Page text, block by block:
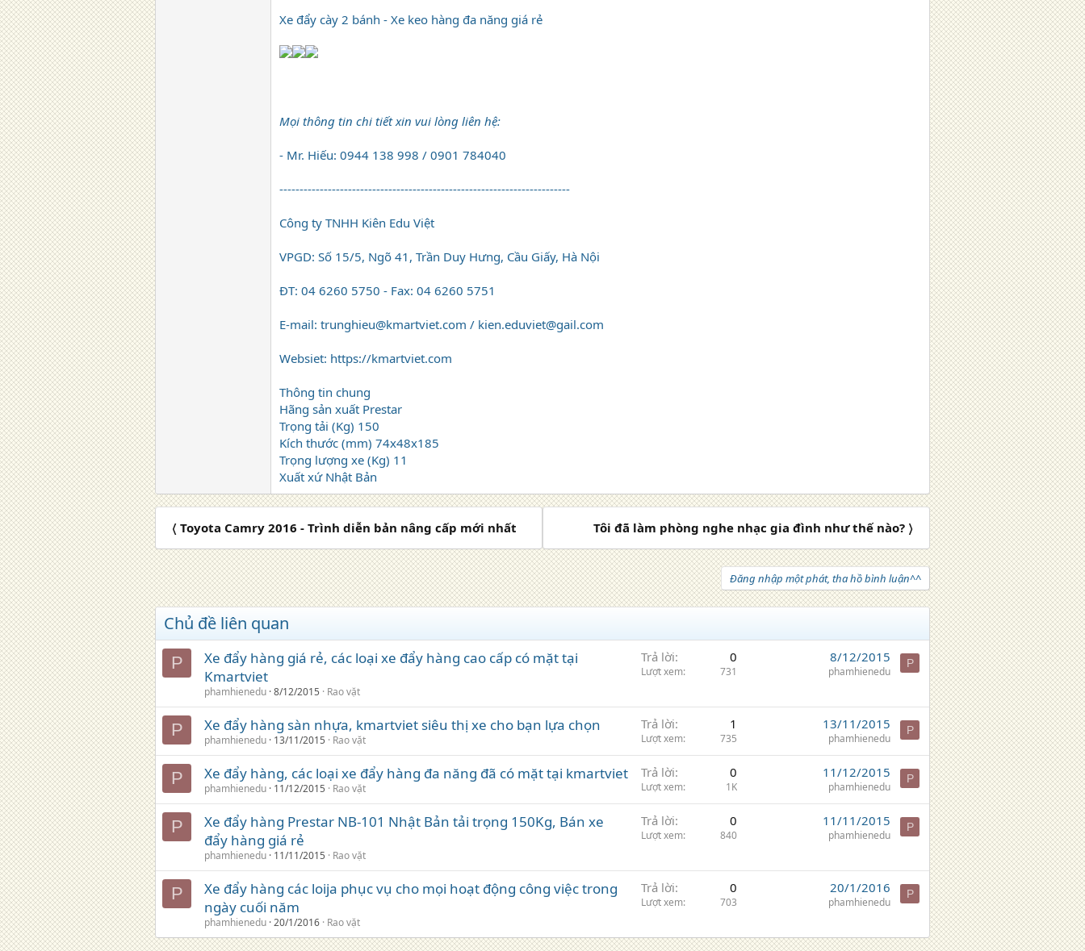
Xe đẩy cày 2 bánh - Xe keo hàng đa năng giá rẻ
Mọi thông tin chi tiết xin vui lòng liên hệ:
- Mr. Hiếu: 0944 138 998 / 0901 784040
------------------------------------------------------------------------
Công ty TNHH Kiên Edu Việt
VPGD: Số 15/5, Ngõ 41, Trần Duy Hưng, Cầu Giấy, Hà Nội
ĐT: 04 6260 5750 - Fax: 04 6260 5751
E-mail: trunghieu@kmartviet.com / kien.eduviet@gail.com
Websiet: https://kmartviet.com
Thông tin chung
Hãng sản xuất Prestar
Trọng tải (Kg) 150
Kích thước (mm) 74x48x185
Trọng lượng xe (Kg) 11
Xuất xứ Nhật Bản
〈 Toyota Camry 2016 - Trình diễn bản nâng cấp mới nhất Tôi đã làm phòng nghe nhạc gia đình như thế nào? 〉
Đăng nhập một phát, tha hồ bình luận^^
Chủ đề liên quan
P
Xe đẩy hàng giá rẻ, các loại xe đẩy hàng cao cấp có mặt tại
Kmartviet
phamhienedu 8/12/2015 Rao vặt
Trả lời 0
Lượt xem 731
8/12/2015
phamhienedu
P
P Xe đẩy hàng sàn nhựa, kmartviet siêu thị xe cho bạn lựa chọn
phamhienedu 13/11/2015 Rao vặt
Trả lời 1
Lượt xem 735
13/11/2015
phamhienedu
P
P Xe đẩy hàng, các loại xe đẩy hàng đa năng đã có mặt tại kmartviet
phamhienedu 11/12/2015 Rao vặt
Trả lời 0
Lượt xem 1K
11/12/2015
phamhienedu
P
P
Xe đẩy hàng Prestar NB-101 Nhật Bản tải trọng 150Kg, Bán xe
đẩy hàng giá rẻ
phamhienedu 11/11/2015 Rao vặt
Trả lời 0
Lượt xem 840
11/11/2015
phamhienedu
P
P
Xe đẩy hàng các loija phục vụ cho mọi hoạt động công việc trong
ngày cuối năm
phamhienedu 20/1/2016 Rao vặt
Trả lời 0
Lượt xem 703
20/1/2016
phamhienedu
P